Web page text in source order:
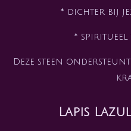
* dichter bij
*
Deze steen
Lapis